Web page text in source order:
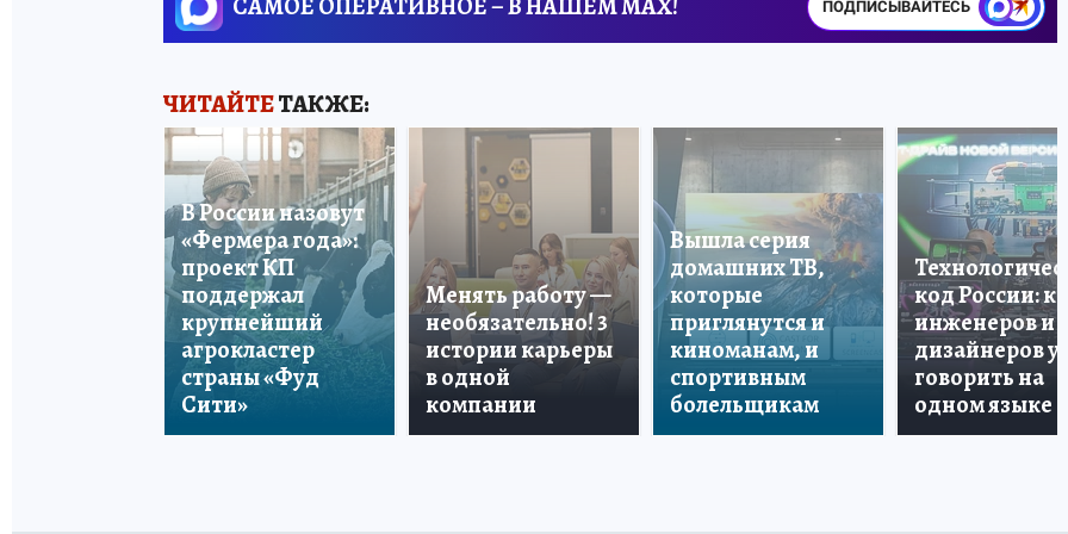
ПОДПИСЫВАЙТЕСЬ
ЧИТАЙТЕТАКЖЕ:
В России назовут
«Фермера года»:
проект КП
поддержал
крупнейший
агрокластер
страны «Фуд
Сити»
Менять работу —
необязательно! 3
истории карьеры
в одной
компании
Вышла серия
домашних ТВ,
которые
приглянутся и
киноманам, и
спортивным
болельщикам
код России: как
инженеров и
дизайнеров
говорить на
одном языке